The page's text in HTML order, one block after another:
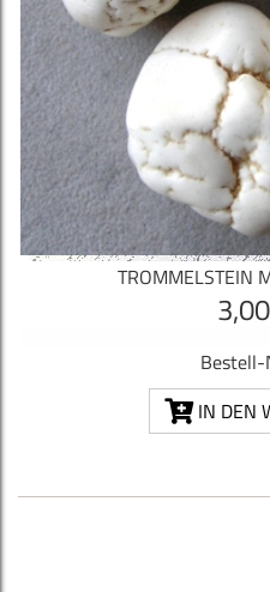
TROMMELSTEIN
Bestell-
IN DEN